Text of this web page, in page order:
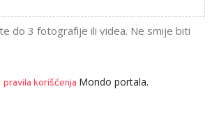
do 3 fotografije ili videa. Ne smije biti
pravila korišćenja Mondo portala.